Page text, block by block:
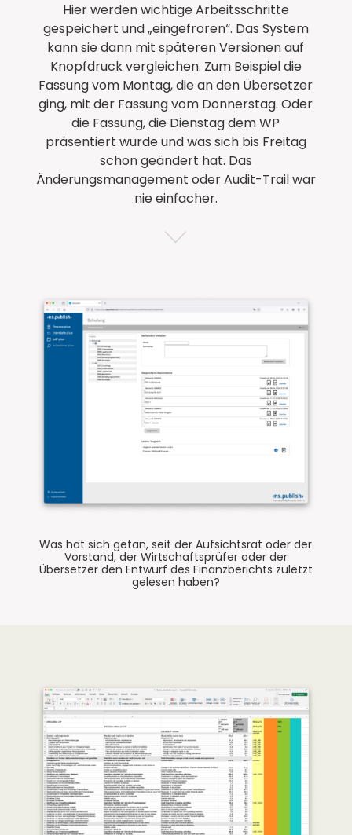
Hier werden wichtige Arbeitsschritte
gespeichert und „eingefroren“. Das System
kann sie dann mit späteren Versionen auf
Knopfdruck vergleichen. Zum Beispiel die
Fassung vom Montag, die an den Übersetzer
ging, mit der Fassung vom Donnerstag. Oder
die Fassung, die Dienstag dem WP
präsentiert wurde und was sich bis Freitag
schon geändert hat. Das
Änderungsmanagement oder Audit-Trail war
nie einfacher.
Was hat sich getan, seit der Aufsichtsrat oder der
Vorstand, der Wirtschaftsprüfer oder der
Übersetzer den Entwurf des Finanzberichts zuletzt
gelesen haben?